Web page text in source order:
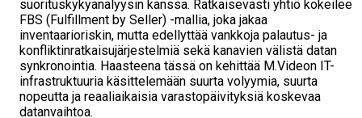
suorituskykyanalyysin kanssa. Ratkaisevasti yhtiö kokeilee
FBS (Fulfillment by Seller) -mallia, joka jakaa
inventaarioriskin, mutta edellyttää vankkoja palautus- ja
konfliktinratkaisujärjestelmiä sekä kanavien välistä datan
synkronointia. Haasteena tässä on kehittää M.Videon IT-
infrastruktuuria käsittelemään suurta volyymia, suurta
nopeutta ja reaaliaikaisia varastopäivityksiä koskevaa
datanvaihtoa.